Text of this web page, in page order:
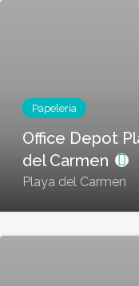
Papelería
Office Depot
del Carmen
Playa del Carmen